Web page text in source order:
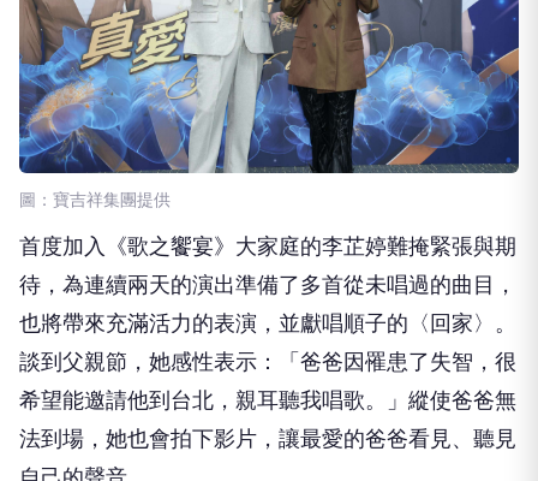
圖：寶吉祥集團提供
首度加入《歌之饗宴》大家庭的李芷婷難掩緊張與期
待，為連續兩天的演出準備了多首從未唱過的曲目，
也將帶來充滿活力的表演，並獻唱順子的〈回家〉。
談到父親節，她感性表示：「爸爸因罹患了失智，很
希望能邀請他到台北，親耳聽我唱歌。」縱使爸爸無
法到場，她也會拍下影片，讓最愛的爸爸看見、聽見